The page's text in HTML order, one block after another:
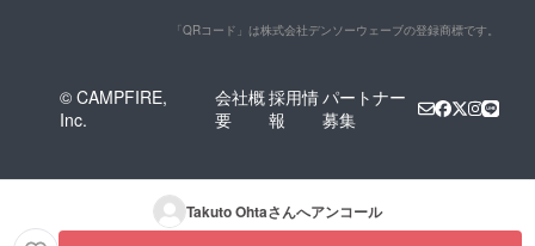
「QRコード」は株式会社デンソーウェーブの登録商標です。
© CAMPFIRE,
Inc.
会社概
要
採用情
報
パートナー
募集
Takuto Ohtaさんへアンコール